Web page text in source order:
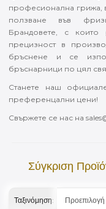
професионална грижа,
ползване във
Брандовете, с
прецизност в
бръснене и се
бръснарници по цял
Станете наш
преференцални цени!
Свържете се нас на
Σύγκριση
Ταξινόμηση: